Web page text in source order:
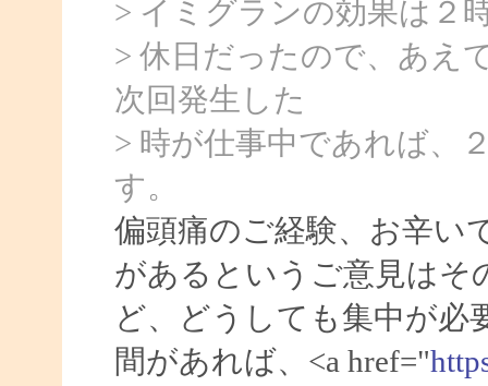
> イミグランの効果は２
> 休日だったので、あえ
次回発生した
> 時が仕事中であれば、
す。
偏頭痛のご経験、お辛い
があるというご意見はそ
ど、どうしても集中が必
間があれば、<a href="